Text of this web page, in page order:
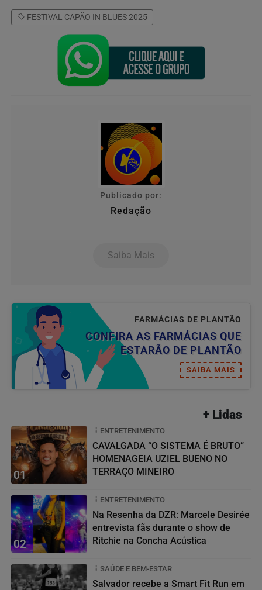
FESTIVAL CAPÃO IN BLUES 2025
Publicado por:
Redação
Saiba Mais
FARMÁCIAS DE PLANTÃO
CONFIRA AS FARMÁCIAS QUE
ESTARÃO DE PLANTÃO
SAIBA MAIS
+ Lidas
01
ENTRETENIMENTO
CAVALGADA “O SISTEMA É BRUTO”
HOMENAGEIA UZIEL BUENO NO
TERRAÇO MINEIRO
02
ENTRETENIMENTO
Na Resenha da DZR: Marcele Desirée
entrevista fãs durante o show de
Ritchie na Concha Acústica
SAÚDE E BEM-ESTAR
Salvador recebe a Smart Fit Run em